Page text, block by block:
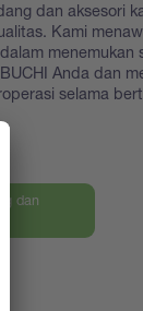
dan aksesori
Kami
menemukan
Anda dan
selama
dan